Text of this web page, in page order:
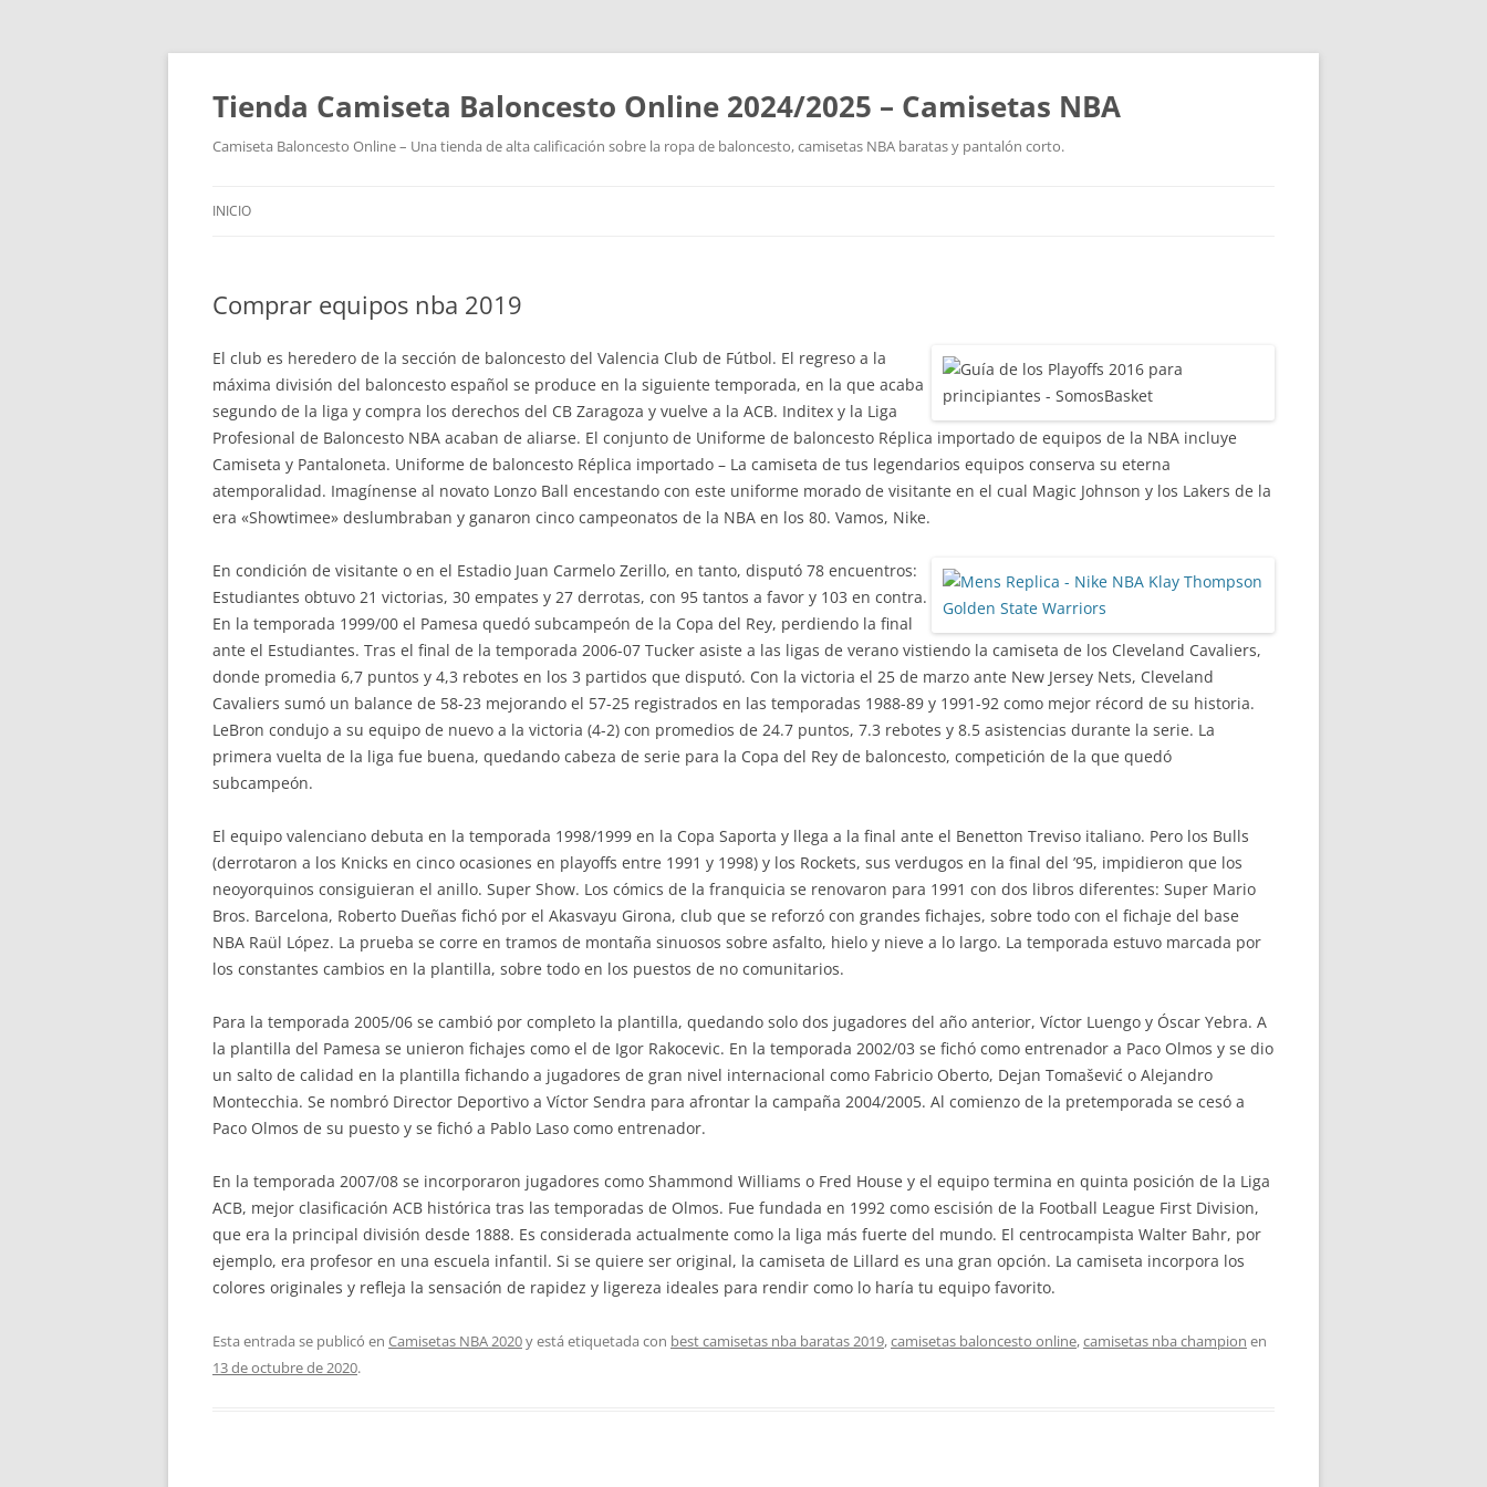
Tienda Camiseta Baloncesto Online 2024/2025 – Camisetas NBA
Camiseta Baloncesto Online – Una tienda de alta calificación sobre la ropa de baloncesto, camisetas NBA baratas y pantalón corto.
INICIO
Comprar equipos nba 2019
El club es heredero de la sección de baloncesto del Valencia Club de Fútbol. El regreso a la
máxima división del baloncesto español se produce en la siguiente temporada, en la que acaba
segundo de la liga y compra los derechos del CB Zaragoza y vuelve a la ACB. Inditex y la Liga
Profesional de Baloncesto NBA acaban de aliarse. El conjunto de Uniforme de baloncesto Réplica importado de equipos de la NBA incluye
Camiseta y Pantaloneta. Uniforme de baloncesto Réplica importado – La camiseta de tus legendarios equipos conserva su eterna
atemporalidad. Imagínense al novato Lonzo Ball encestando con este uniforme morado de visitante en el cual Magic Johnson y los Lakers de la
era «Showtimee» deslumbraban y ganaron cinco campeonatos de la NBA en los 80. Vamos, Nike.
En condición de visitante o en el Estadio Juan Carmelo Zerillo, en tanto, disputó 78 encuentros:
Estudiantes obtuvo 21 victorias, 30 empates y 27 derrotas, con 95 tantos a favor y 103 en contra.
En la temporada 1999/00 el Pamesa quedó subcampeón de la Copa del Rey, perdiendo la final
ante el Estudiantes. Tras el final de la temporada 2006-07 Tucker asiste a las ligas de verano vistiendo la camiseta de los Cleveland Cavaliers,
donde promedia 6,7 puntos y 4,3 rebotes en los 3 partidos que disputó. Con la victoria el 25 de marzo ante New Jersey Nets, Cleveland
Cavaliers sumó un balance de 58-23 mejorando el 57-25 registrados en las temporadas 1988-89 y 1991-92 como mejor récord de su historia.
LeBron condujo a su equipo de nuevo a la victoria (4-2) con promedios de 24.7 puntos, 7.3 rebotes y 8.5 asistencias durante la serie. La
primera vuelta de la liga fue buena, quedando cabeza de serie para la Copa del Rey de baloncesto, competición de la que quedó
subcampeón.
El equipo valenciano debuta en la temporada 1998/1999 en la Copa Saporta y llega a la final ante el Benetton Treviso italiano. Pero los Bulls
(derrotaron a los Knicks en cinco ocasiones en playoffs entre 1991 y 1998) y los Rockets, sus verdugos en la final del ’95, impidieron que los
neoyorquinos consiguieran el anillo. Super Show. Los cómics de la franquicia se renovaron para 1991 con dos libros diferentes: Super Mario
Bros. Barcelona, Roberto Dueñas fichó por el Akasvayu Girona, club que se reforzó con grandes fichajes, sobre todo con el fichaje del base
NBA Raül López. La prueba se corre en tramos de montaña sinuosos sobre asfalto, hielo y nieve a lo largo. La temporada estuvo marcada por
los constantes cambios en la plantilla, sobre todo en los puestos de no comunitarios.
Para la temporada 2005/06 se cambió por completo la plantilla, quedando solo dos jugadores del año anterior, Víctor Luengo y Óscar Yebra. A
la plantilla del Pamesa se unieron fichajes como el de Igor Rakocevic. En la temporada 2002/03 se fichó como entrenador a Paco Olmos y se dio
un salto de calidad en la plantilla fichando a jugadores de gran nivel internacional como Fabricio Oberto, Dejan Tomašević o Alejandro
Montecchia. Se nombró Director Deportivo a Víctor Sendra para afrontar la campaña 2004/2005. Al comienzo de la pretemporada se cesó a
Paco Olmos de su puesto y se fichó a Pablo Laso como entrenador.
En la temporada 2007/08 se incorporaron jugadores como Shammond Williams o Fred House y el equipo termina en quinta posición de la Liga
ACB, mejor clasificación ACB histórica tras las temporadas de Olmos. Fue fundada en 1992 como escisión de la Football League First Division,
que era la principal división desde 1888. Es considerada actualmente como la liga más fuerte del mundo. El centrocampista Walter Bahr, por
ejemplo, era profesor en una escuela infantil. Si se quiere ser original, la camiseta de Lillard es una gran opción. La camiseta incorpora los
colores originales y refleja la sensación de rapidez y ligereza ideales para rendir como lo haría tu equipo favorito.
Esta entrada se publicó en Camisetas NBA 2020y está etiquetada con best camisetas nba baratas 2019,camisetas baloncesto online,camisetas nba champion en
13 de octubre de 2020.